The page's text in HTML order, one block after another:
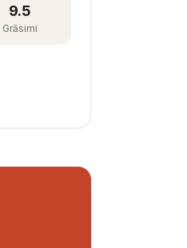
9.5
Grăsimi